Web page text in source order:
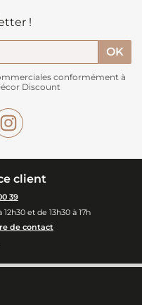
!
conformément à
Discount
client
39
et de 13h30 à 17h
de contact